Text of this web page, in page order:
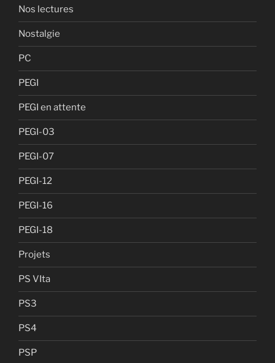
Nos lectures
Nostalgie
PC
PEGI
PEGI en attente
PEGI-03
PEGI-07
PEGI-12
PEGI-16
PEGI-18
Projets
PS VIta
PS3
PS4
PSP